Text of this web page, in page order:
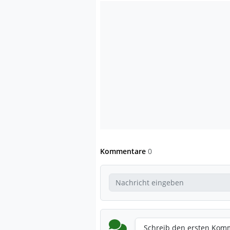
Kommentare 0
Schreib den ersten